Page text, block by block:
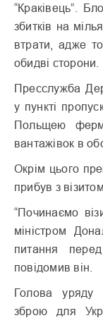
“Краківець”.
збитків на
втрати, адже
обидві сторони.
Пресслужба
у пункті
Польщею
вантажівок в
Окрім цього
прибув з
“Починаємо
міністром
питання
повідомив він.
Голова уряду
зброю для